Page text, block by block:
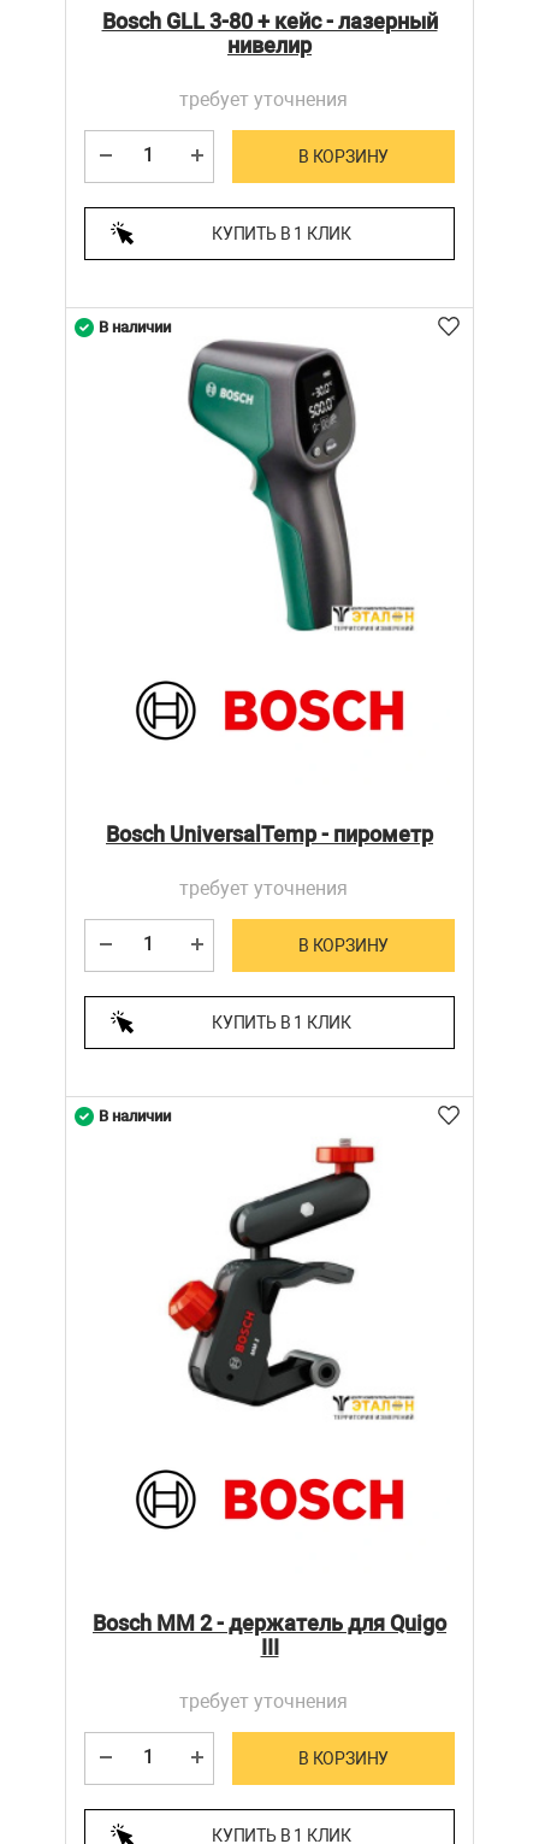
Bosch GLL 3-80 + кейс - лазерный
нивелир
требует уточнения
В КОРЗИНУ
КУПИТЬ В 1 КЛИК
Bosch UniversalTemp - пирометр
требует уточнения
В КОРЗИНУ
КУПИТЬ В 1 КЛИК
В наличии
Bosch MM 2 - держатель для Quigo
III
требует уточнения
В КОРЗИНУ
КУПИТЬ В 1 КЛИК
В наличии